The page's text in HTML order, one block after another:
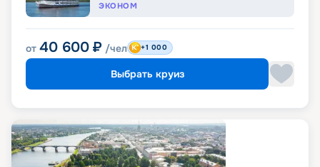
ЭКОНОМ
от 40 600 ₽ /чел +1 000
Выбрать круиз